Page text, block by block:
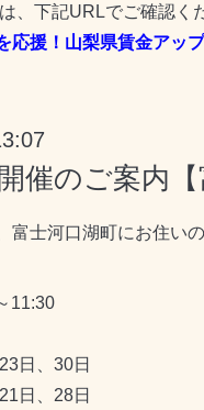
、下記URLでご確認く
応援！山梨県賃金アッ
催のご案内
富士河口湖町にお住い
11:30
日、30日
日、28日